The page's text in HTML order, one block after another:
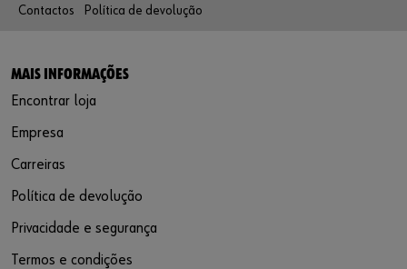
Contactos
Política de devolução
MAIS INFORMAÇÕES
Encontrar loja
Empresa
Carreiras
Política de devolução
Privacidade e segurança
Termos e condições